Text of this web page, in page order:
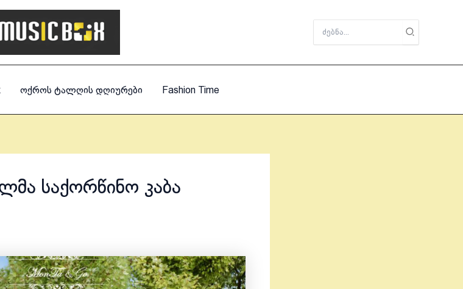
for:
ოქროს ტალღის დღიურები Fashion Time
საქორწინო კაბა